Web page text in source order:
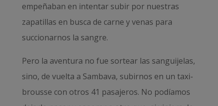
empeñaban en intentar subir por nuestras
zapatillas en busca de carne y venas para
succionarnos la sangre.
Pero la aventura no fue sortear las sanguijelas,
sino, de vuelta a Sambava, subirnos en un taxi-
brousse con otros 41 pasajeros. No podíamos